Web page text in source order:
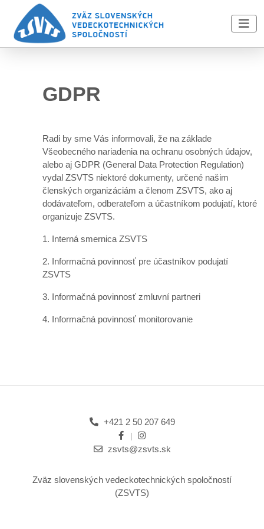
Skip to main content
GDPR
Radi by sme Vás informovali, že na základe
Všeobecného nariadenia na ochranu osobných údajov,
alebo aj GDPR (General Data Protection Regulation)
vydal ZSVTS niektoré dokumenty, určené našim
členských organizáciám a členom ZSVTS, ako aj
dodávateľom, odberateľom a účastníkom podujatí, ktoré
organizuje ZSVTS.
1. Interná smernica ZSVTS
2. Informačná povinnosť pre účastníkov podujatí
ZSVTS
3. Informačná povinnosť zmluvní partneri
4. Informačná povinnosť monitorovanie
+421 2 50 207 649
zsvts@zsvts.sk
Zväz slovenských vedeckotechnických spoločností
(ZSVTS)